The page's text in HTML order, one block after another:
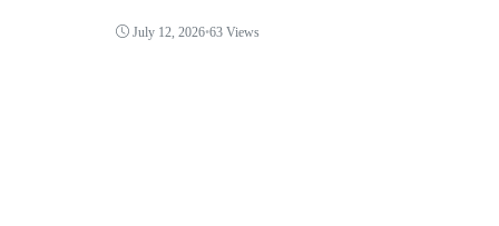
July 12, 2026•63 Views